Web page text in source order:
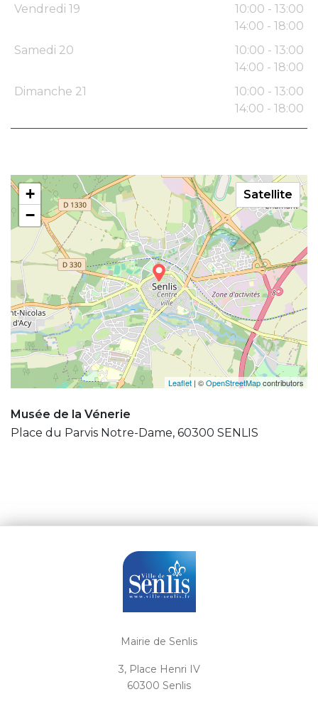
Vendredi 19
10:00 - 13:00
14:00 - 18:00
Samedi 20
10:00 - 13:00
14:00 - 18:00
Dimanche 21
10:00 - 13:00
14:00 - 18:00
+
−
Leaflet | ©OpenStreetMapcontributors
Satellite
Musée de la Vénerie
Place du Parvis Notre-Dame, 60300 SENLIS
Mairie de Senlis
3, Place Henri IV
60300 Senlis